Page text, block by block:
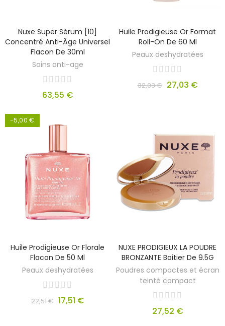
Nuxe Super Sérum [10]
Concentré Anti-Âge Universel
Flacon De 30ml
Soins anti-age
63,55 €
Huile Prodigieuse Or Format
Roll-On De 60 Ml
Peaux deshydratées
32,03 € 27,03 €
-5,00 €
Huile Prodigieuse Or Florale
Flacon De 50 Ml
Peaux deshydratées
22,51 € 17,51 €
NUXE PRODIGIEUX LA POUDRE
BRONZANTE Boitier De 9.5G
Poudres compactes et écran
teinté compact
27,52 €